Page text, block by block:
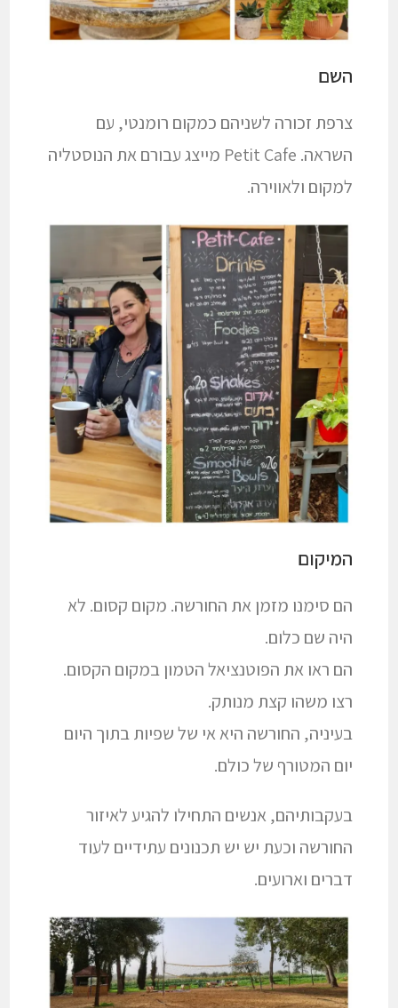
השם
צרפת זכורה לשניהם כמקום רומנטי, עם
השראה. Petit Cafe מייצג עבורם את הנוסטליה
למקום ולאווירה.
המיקום
הם סימנו מזמן את החורשה. מקום קסום. לא
היה שם כלום.
הם ראו את הפוטנציאל הטמון במקום הקסום.
רצו משהו קצת מנותק.
בעיניה, החורשה היא אי של שפיות בתוך היום
יום המטורף של כולם.
בעקבותיהם, אנשים התחילו להגיע לאיזור
החורשה וכעת יש יש תכנונים עתידיים לעוד
דברים וארועים.